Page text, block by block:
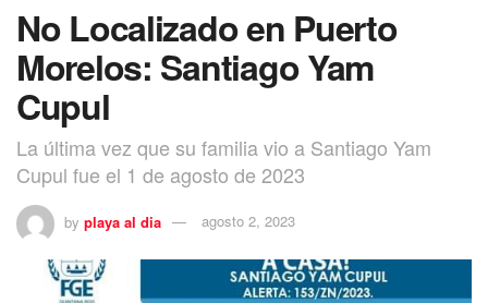
No Localizado en Puerto
Morelos: Santiago Yam
Cupul
La última vez que su familia vio a Santiago Yam
Cupul fue el 1 de agosto de 2023
by playa al dia agosto 2, 2023